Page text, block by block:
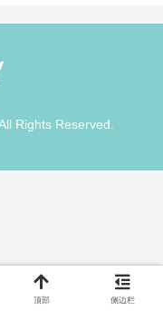
Rights Reserved.
顶部 侧边栏